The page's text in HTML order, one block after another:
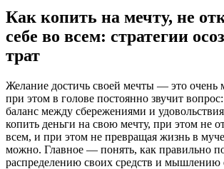
Как копить на мечту, не
себе во всем: стратегии
трат
Желание достичь своей мечты — это очень
при этом в голове постоянно звучит
баланс между сбережениями и
копить деньги на свою мечту, при этом не
всем, и при этом не превращая жизнь в
можно. Главное — понять, как правильно
распределению своих средств и мышлению